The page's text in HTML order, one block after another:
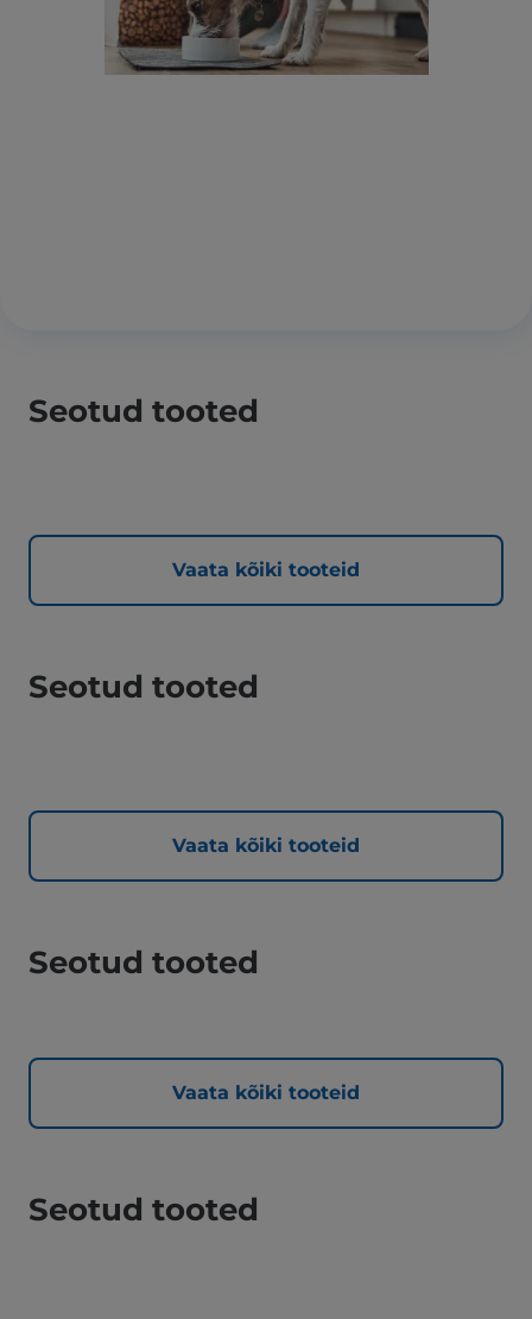
Seotud tooted
Vaata kõiki tooteid
Seotud tooted
Vaata kõiki tooteid
Seotud tooted
Vaata kõiki tooteid
Seotud tooted